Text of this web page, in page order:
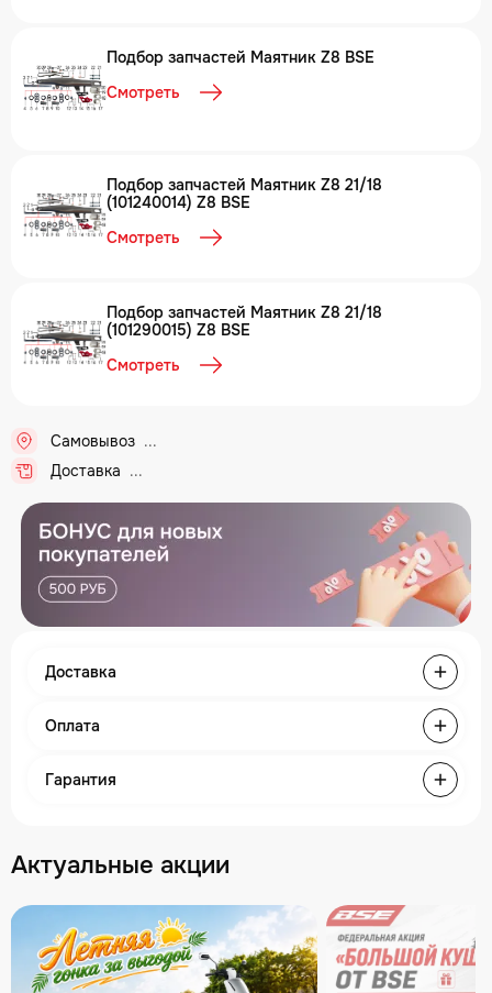
Самовывоз
Доставка
Подбор запчастей Маятник Z8 BSE
Смотреть
Подбор запчастей Маятник Z8 21/18
(101240014) Z8 BSE
Смотреть
Подбор запчастей Маятник Z8 21/18
(101290015) Z8 BSE
Смотреть
Доставка
Оплата
Гарантия
Актуальные акции